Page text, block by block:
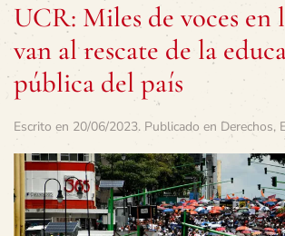
UCR: Miles de voces en
van al rescate de la
pública del país
Escrito en 20/06/2023. Publicado en Derechos,